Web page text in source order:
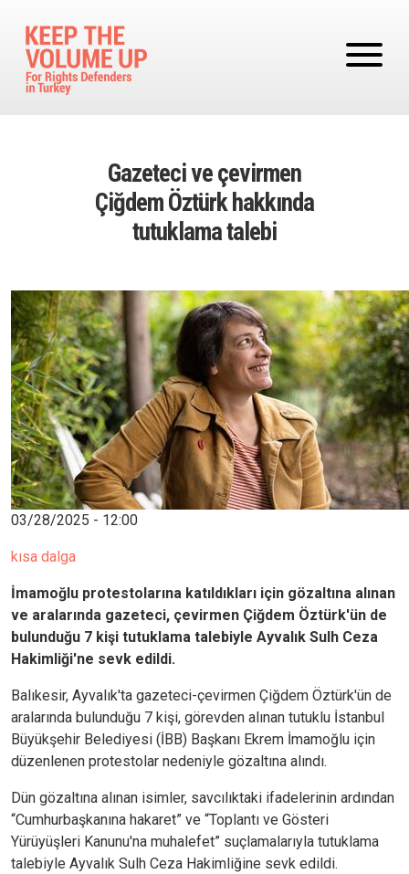
Gazeteci ve çevirmen
Çiğdem Öztürk hakkında
tutuklama talebi
Image
03/28/2025 - 12:00
kısa dalga
İmamoğlu protestolarına katıldıkları için gözaltına alınan
ve aralarında gazeteci, çevirmen Çiğdem Öztürk'ün de
bulunduğu 7 kişi tutuklama talebiyle Ayvalık Sulh Ceza
Hakimliği'ne sevk edildi.
Balıkesir, Ayvalık'ta gazeteci-çevirmen Çiğdem Öztürk'ün de
aralarında bulunduğu 7 kişi, görevden alınan tutuklu İstanbul
Büyükşehir Belediyesi (İBB) Başkanı Ekrem İmamoğlu için
düzenlenen protestolar nedeniyle gözaltına alındı.
Dün gözaltına alınan isimler, savcılıktaki ifadelerinin ardından
“Cumhurbaşkanına hakaret” ve “Toplantı ve Gösteri
Yürüyüşleri Kanunu'na muhalefet” suçlamalarıyla tutuklama
talebiyle Ayvalık Sulh Ceza Hakimliğine sevk edildi.